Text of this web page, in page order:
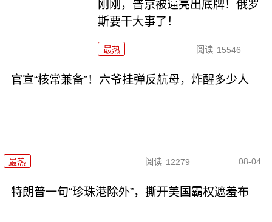
刚刚，普京被逼亮出底牌！俄罗
斯要干大事了！
最热 阅读 15546
官宣“核常兼备”！六爷挂弹反航母，炸醒多少人
最热 阅读 12279 08-04
特朗普一句“珍珠港除外”，撕开美国霸权遮羞布